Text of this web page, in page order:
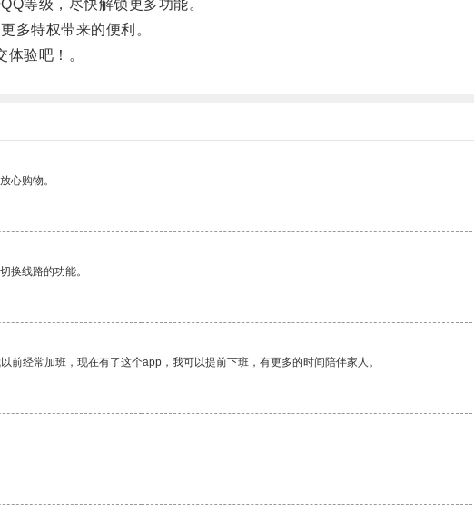
等级，尽快解锁更多功能。
特权带来的便利。
验吧！。
心购物。
换线路的功能。
经常加班，现在有了这个app，我可以提前下班，有更多的时间陪伴家人。